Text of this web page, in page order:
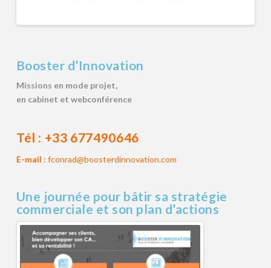
Booster d’Innovation
Missions en mode projet,
en cabinet et webconférence
Tél : +33 677490646
E-mail : fconrad@boosterdinnovation.com
Une journée pour bâtir sa stratégie
commerciale et son plan d’actions